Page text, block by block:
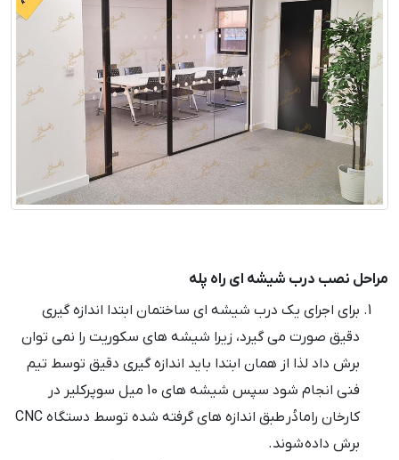
مراحل نصب درب شیشه ای راه پله
برای اجرای یک درب شیشه ای ساختمان ابتدا اندازه گیری
دقیق صورت می گیرد، زیرا شیشه های سکوریت را نمی توان
برش داد لذا از همان ابتدا باید اندازه گیری دقیق توسط تیم
فنی انجام شود سپس شیشه های 10 میل سوپرکلیر در
کارخان رامادُر طبق اندازه های گرفته شده توسط دستگاه CNC
برش داده شوند.